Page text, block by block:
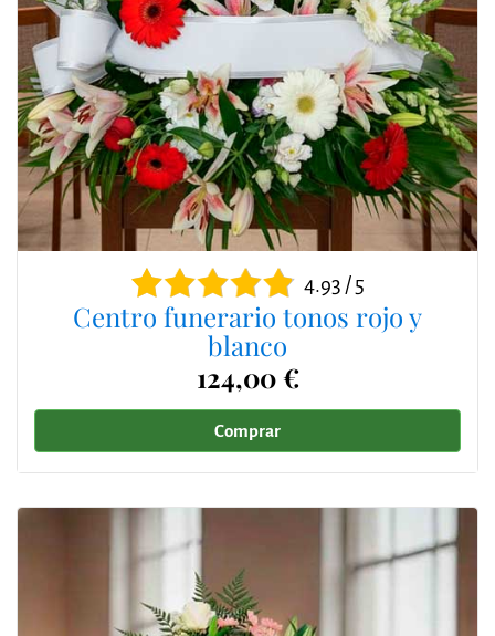
4.93 / 5
Centro funerario tonos rojo y
blanco
124,00 €
Comprar